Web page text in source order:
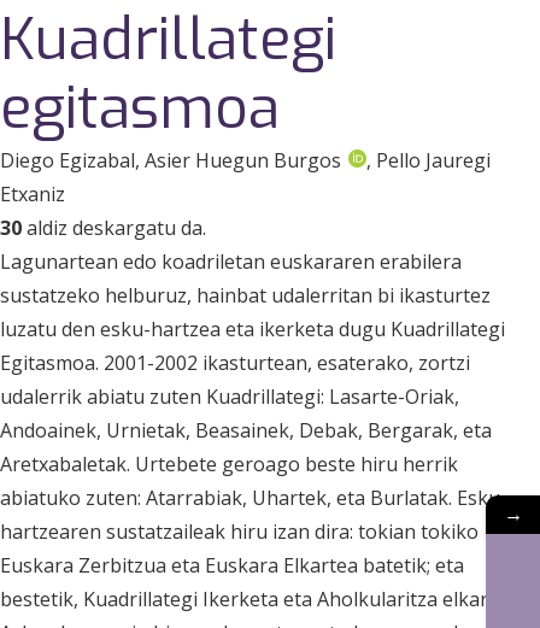
Kuadrillategi
egitasmoa
Diego Egizabal, Asier Huegun Burgos
, Pello Jauregi
Etxaniz
30aldiz deskargatu da.
Lagunartean edo koadriletan euskararen erabilera
sustatzeko helburuz, hainbat udalerritan bi ikasturtez
luzatu den esku-hartzea eta ikerketa dugu Kuadrillategi
Egitasmoa. 2001-2002 ikasturtean, esaterako, zortzi
udalerrik abiatu zuten Kuadrillategi: Lasarte-Oriak,
Andoainek, Urnietak, Beasainek, Debak, Bergarak, eta
Aretxabaletak. Urtebete geroago beste hiru herrik
abiatuko zuten: Atarrabiak, Uhartek, eta Burlatak. Esku-
hartzearen sustatzaileak hiru izan dira: tokian tokiko
Euskara Zerbitzua eta Euskara Elkartea batetik; eta
bestetik, Kuadrillategi Ikerketa eta Aholkularitza elkartea.
→